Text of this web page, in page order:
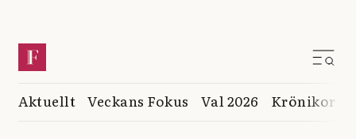
Aktuellt Veckans Fokus Val 2026 Krönikor